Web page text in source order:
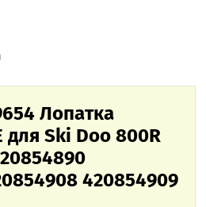
Лопатка
для Ski Doo 800R
420854909